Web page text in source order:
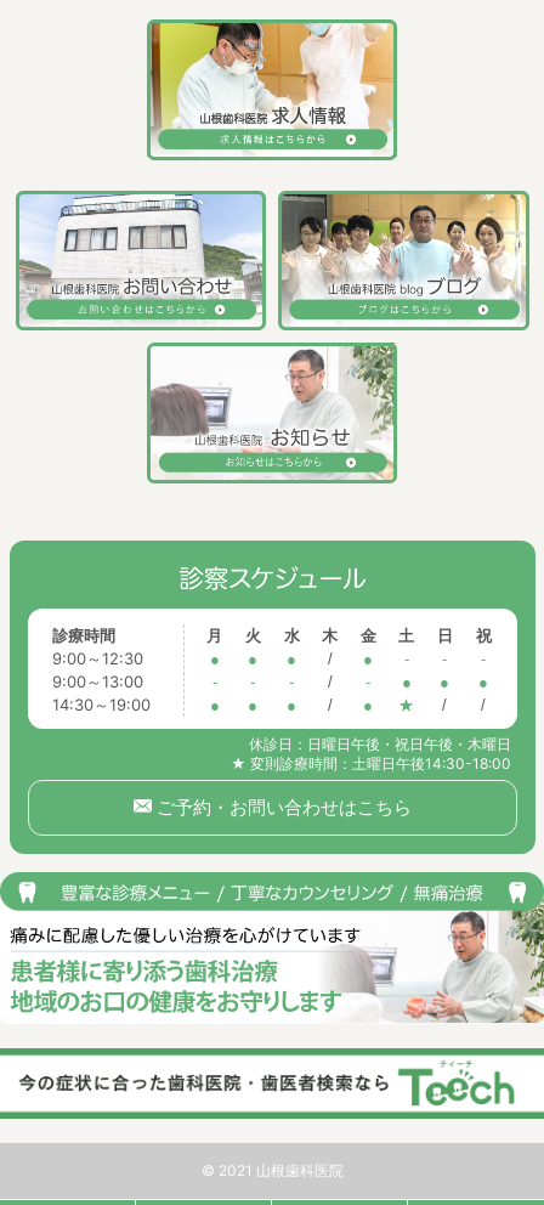
診療時間
9:00～12:30
9:00～13:00
14:30～19:00
月
●
-
●
火
●
-
●
水
●
-
●
木
/
/
/
金
●
-
●
土
-
●
★
日
-
●
/
祝
-
●
/
休診日：日曜日午後・祝日午後・木曜日
★ 変則診療時間：土曜日午後14:30-18:00
ご予約・お問い合わせはこちら
© 2021 山根歯科医院